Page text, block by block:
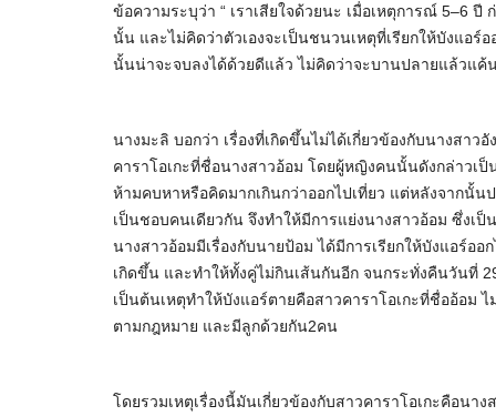
ข้อความระบุว่า “ เราเสียใจด้วยนะ เมื่อเหตุการณ์ 5–6
นั้น และไม่คิดว่าตัวเองจะเป็นชนวนเหตุที่เรียกให้บังแอร์
นั้นน่าจะจบลงได้ด้วยดีแล้ว ไม่คิดว่าจะบานปลายแล้วแค้
นางมะลิ บอกว่า เรื่องที่เกิดขึ้นไม่ได้เกี่ยวข้องกับนางสาว
คาราโอเกะที่ชื่อนางสาวอ้อม โดยผู้หญิงคนนั้นดังกล่าวเ
ห้ามคบหาหรือคิดมากเกินกว่าออกไปเที่ยว แต่หลังจากนั้
เป็นชอบคนเดียวกัน จึงทำให้มีการแย่งนางสาวอ้อม ซึ่งเ
นางสาวอ้อมมีเรื่องกับนายป้อม ได้มีการเรียกให้บังแอร์อ
เกิดขึ้น และทำให้ทั้งคู่ไม่กินเส้นกันอีก จนกระทั่งคืนวันที่
เป็นต้นเหตุทำให้บังแอร์ตายคือสาวคาราโอเกะที่ชื่ออ้อม
ตามกฎหมาย และมีลูกด้วยกัน2คน
โดยรวมเหตุเรื่องนี้มันเกี่ยวข้องกับสาวคาราโอเกะคือนา